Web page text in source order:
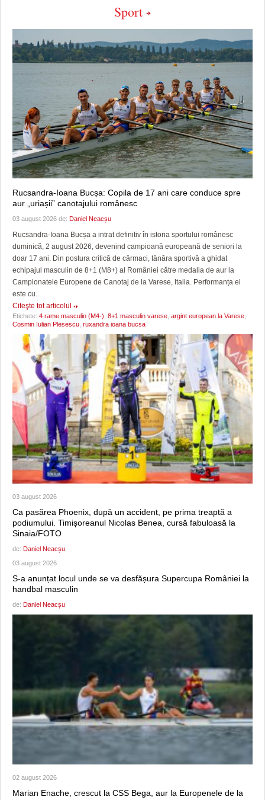
Sport
Rucsandra-Ioana Bucșa: Copila de 17 ani care conduce spre
aur „uriașii” canotajului românesc
03 august 2026 de: Daniel Neacșu
Rucsandra-Ioana Bucșa a intrat definitiv în istoria sportului românesc
duminică, 2 august 2026, devenind campioană europeană de seniori la
doar 17 ani. Din postura critică de cârmaci, tânăra sportivă a ghidat
echipajul masculin de 8+1 (M8+) al României către medalia de aur la
Campionatele Europene de Canotaj de la Varese, Italia. Performanța ei
este cu...
Citeşte tot articolul
Etichete: 4 rame masculin (M4-) 8+1 masculin varese argint european la Varese
Cosmin Iulian Plesescu ruxandra ioana bucsa
03 august 2026
Ca pasărea Phoenix, după un accident, pe prima treaptă a
podiumului. Timișoreanul Nicolas Benea, cursă fabuloasă la
Sinaia/FOTO
de: Daniel Neacșu
03 august 2026
S-a anunțat locul unde se va desfășura Supercupa României la
handbal masculin
de: Daniel Neacșu
02 august 2026
Marian Enache, crescut la CSS Bega, aur la Europenele de la